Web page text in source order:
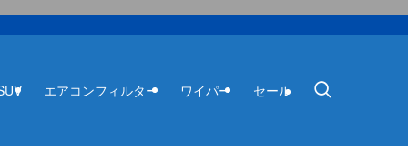
エアコンフィルター ワイパー セール